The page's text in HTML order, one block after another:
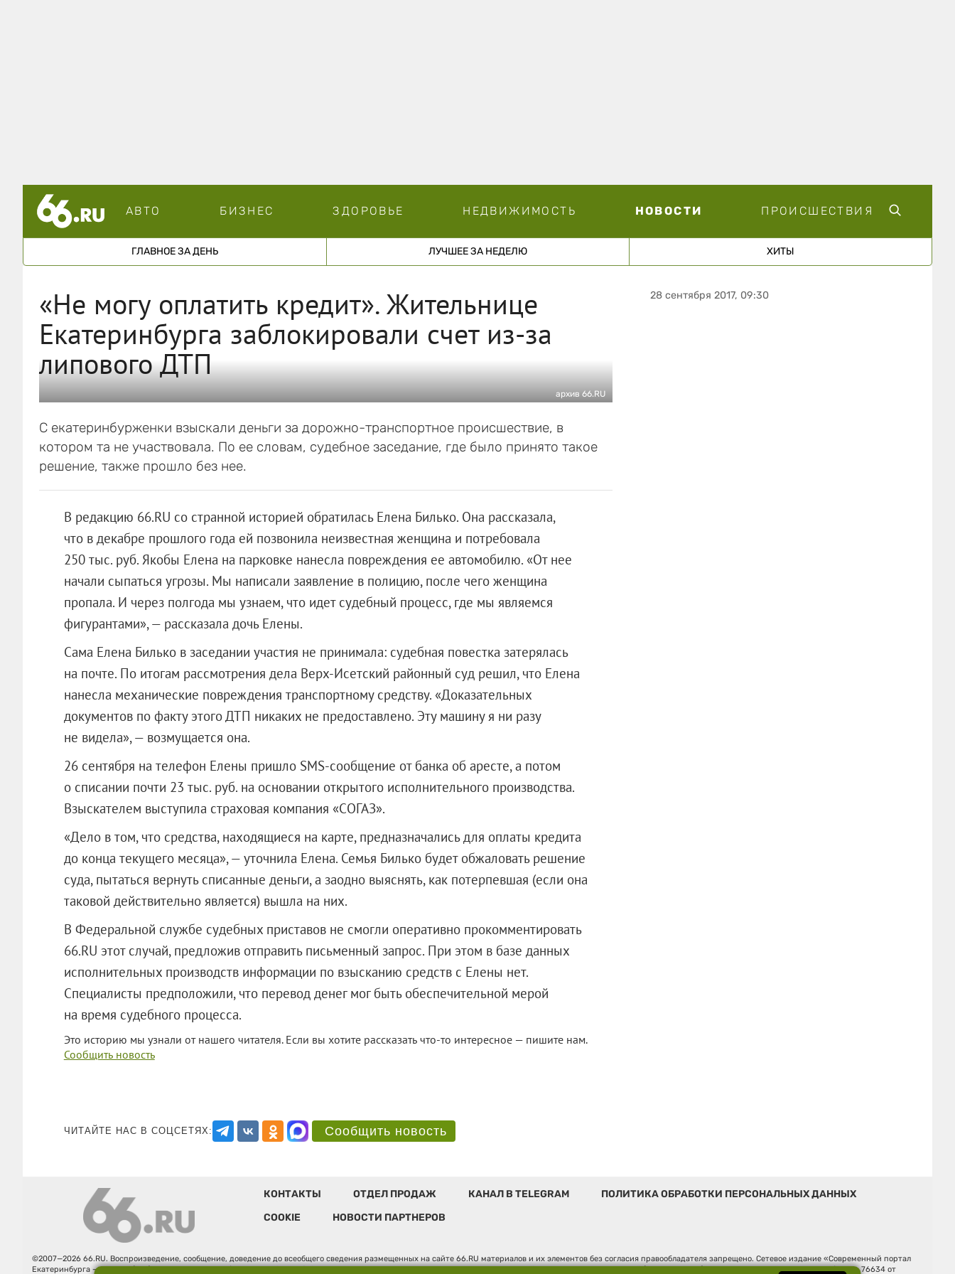
АВТО БИЗНЕС ЗДОРОВЬЕ НЕДВИЖИМОСТЬ НОВОСТИ ПРОИСШЕСТВИЯ
ГЛАВНОЕ ЗА ДЕНЬ ЛУЧШЕЕ ЗА НЕДЕЛЮ ХИТЫ
«Не могу оплатить кредит». Жительнице
Екатеринбурга заблокировали счет из-за
липового ДТП
архив 66.RU
С екатеринбурженки взыскали деньги за дорожно-транспортное происшествие, в
котором та не участвовала. По ее словам, судебное заседание, где было принято такое
решение, также прошло без нее.
В редакцию 66.RU со странной историей обратилась Елена Билько. Она рассказала,
что в декабре прошлого года ей позвонила неизвестная женщина и потребовала
250 тыс. руб. Якобы Елена на парковке нанесла повреждения ее автомобилю. «От нее
начали сыпаться угрозы. Мы написали заявление в полицию, после чего женщина
пропала. И через полгода мы узнаем, что идет судебный процесс, где мы являемся
фигурантами», — рассказала дочь Елены.
Сама Елена Билько в заседании участия не принимала: судебная повестка затерялась
на почте. По итогам рассмотрения дела Верх-Исетский районный суд решил, что Елена
нанесла механические повреждения транспортному средству. «Доказательных
документов по факту этого ДТП никаких не предоставлено. Эту машину я ни разу
не видела», — возмущается она.
26 сентября на телефон Елены пришло SMS-сообщение от банка об аресте, а потом
о списании почти 23 тыс. руб. на основании открытого исполнительного производства.
Взыскателем выступила страховая компания «СОГАЗ».
«Дело в том, что средства, находящиеся на карте, предназначались для оплаты кредита
до конца текущего месяца», — уточнила Елена. Семья Билько будет обжаловать решение
суда, пытаться вернуть списанные деньги, а заодно выяснять, как потерпевшая (если она
таковой действительно является) вышла на них.
В Федеральной службе судебных приставов не смогли оперативно прокомментировать
66.RU этот случай, предложив отправить письменный запрос. При этом в базе данных
исполнительных производств информации по взысканию средств с Елены нет.
Специалисты предположили, что перевод денег мог быть обеспечительной мерой
на время судебного процесса.
Это историю мы узнали от нашего читателя. Если вы хотите рассказать что-то интересное — пишите нам.
Сообщить новость
ЧИТАЙТЕ НАС В СОЦСЕТЯХ: Сообщить новость
28 сентября 2017, 09:30
КОНТАКТЫ ОТДЕЛ ПРОДАЖ КАНАЛ В TELEGRAM
ПОЛИТИКА ОБРАБОТКИ ПЕРСОНАЛЬНЫХ ДАННЫХ
COOKIE
НОВОСТИ ПАРТНЕРОВ
©2007—2026 66.RU. Воспроизведение, сообщение, доведение до всеобщего сведения размещенных на сайте 66.RU материалов и их элементов без согласия правообладателя запрещено. Сетевое издание «Современный портал
Екатеринбурга — «66.ru» (18+) зарегистрировано Федеральной службой по надзору в сфере связи, информационных технологий и массовых коммуникаций (Роскомнадзор). Регистрационный номер ЭЛ № ФС 77 - 76634 от